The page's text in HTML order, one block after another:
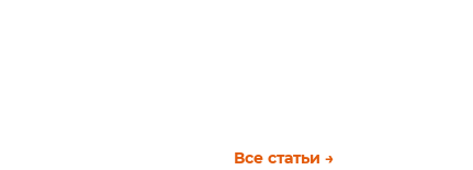
Все статьи →